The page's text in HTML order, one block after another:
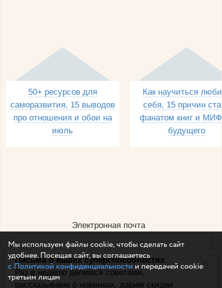
Письма о ваших суперспособностях
Раз в неделю делимся советами,
рассказываем о новинках, дарим скидки
50+ ресурсов для
саморазвития, 15 выводов
про отношения и обои на
июль
Как научиться
себя, 15 причин
фанатом книг и
будущего
Электронная почта
Например, dulsineya@gmail.com
Без спама и смс
Мы используем файлы cookie, чтобы сделать сайт
удобнее. Посещая сайт, вы соглашаетесь
с Политикой конфиденциальностии передачей cookie
третьим лицам